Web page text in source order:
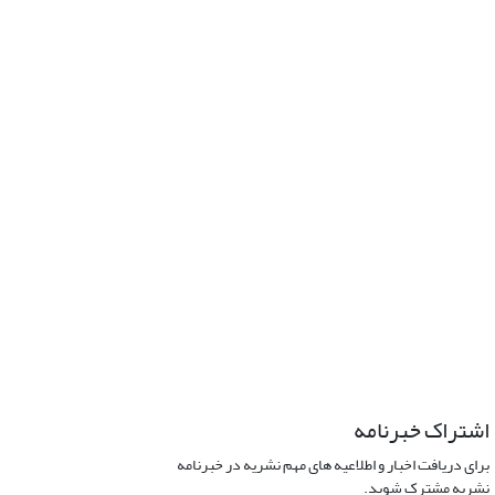
اشتراک خبرنامه
برای دریافت اخبار و اطلاعیه های مهم نشریه در خبرنامه
نشریه مشترک شوید.